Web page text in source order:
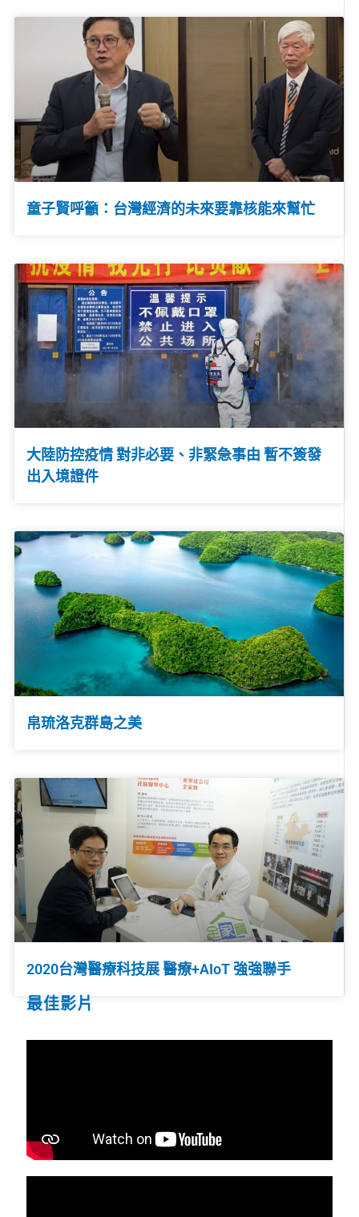
童子賢呼籲：台灣經濟的未來要靠核能來幫忙
大陸防控疫情 對非必要、非緊急事由 暫不簽發
出入境證件
帛琉洛克群島之美
2020台灣醫療科技展 醫療+AIoT 強強聯手
最佳影片